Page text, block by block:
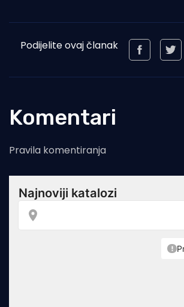
Podijelite ovaj članak
Komentari
Pravila komentiranja